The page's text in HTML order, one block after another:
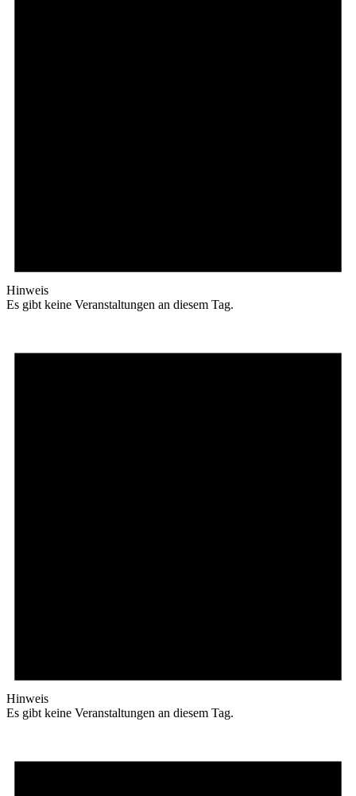
Hinweis
Es gibt keine Veranstaltungen an diesem Tag.
Hinweis
Es gibt keine Veranstaltungen an diesem Tag.